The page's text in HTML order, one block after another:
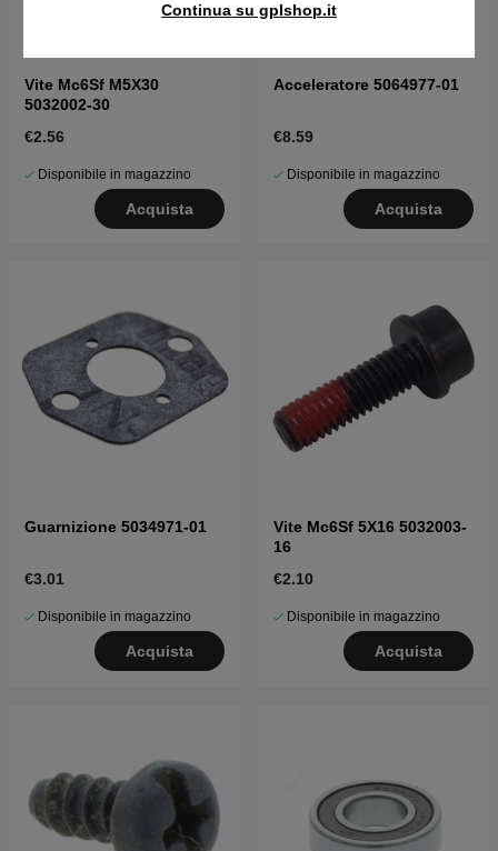
Continua su gplshop.it
Vite Mc6Sf M5X30
5032002-30
€2.56
Disponibile in magazzino
Acquista
Acceleratore 5064977-01
€8.59
Disponibile in magazzino
Acquista
Guarnizione 5034971-01
€3.01
Disponibile in magazzino
Acquista
Vite Mc6Sf 5X16 5032003-
16
€2.10
Disponibile in magazzino
Acquista